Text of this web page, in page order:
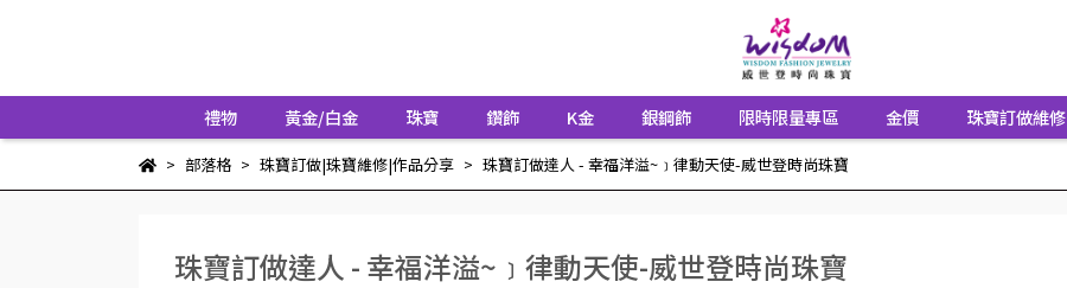
禮物 黃金/白金 珠寶 鑽飾 K金 銀鋼飾 限時限量專區 金價 珠寶訂做維修
部落格 珠寶訂做|珠寶維修|作品分享 珠寶訂做達人 - 幸福洋溢~﹞律動天使-威世登時尚珠寶
珠寶訂做達人 - 幸福洋溢~﹞律動天使-威世登時尚珠寶